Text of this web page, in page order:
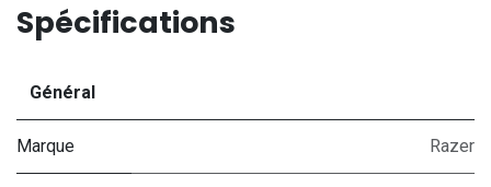
Spécifications
Général
Marque Razer